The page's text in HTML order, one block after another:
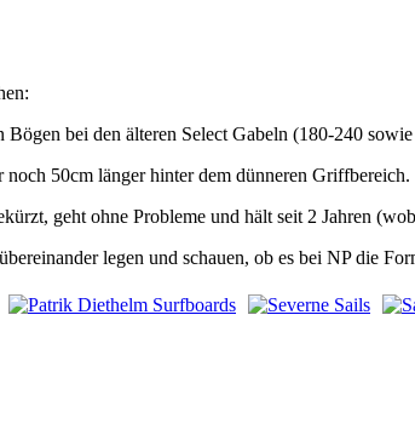
bei den älteren Select Gabeln (180-240
noch 50cm länger hinter dem dünneren Griffbereich.
geht ohne Probleme und hält seit 2 Jahren
legen und schauen, ob es bei NP die